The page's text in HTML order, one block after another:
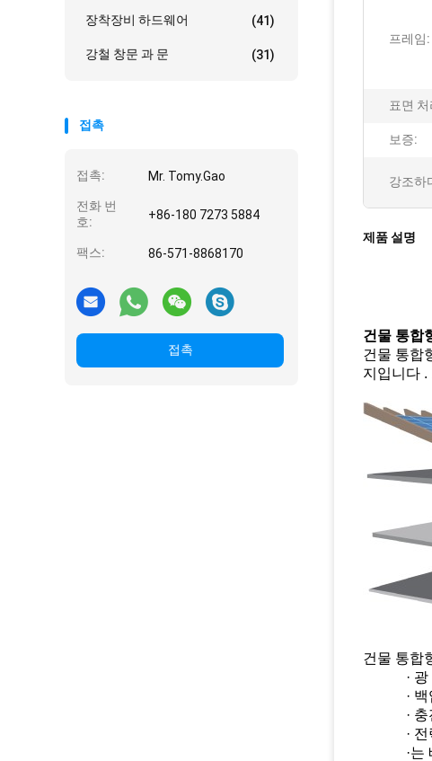
장착장비 하드웨어 (41)
강철 창문 과 문 (31)
접촉
접촉: Mr. Tomy.Gao
전화 번
호:
+86-180 7273 5884
팩스: 86-571-8868170
접촉
프레임:
표면 처
보증:
강조하
제품 설명
건물 통합
건물 통합
지입니다
건물 통합
·
·
·
·
·는